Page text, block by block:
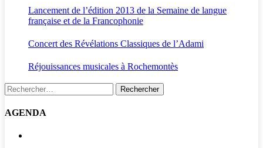
Lancement de l’édition 2013 de la Semaine de langue
française et de la Francophonie
Concert des Révélations Classiques de l’Adami
Réjouissances musicales à Rochemontès
Rechercher :
AGENDA